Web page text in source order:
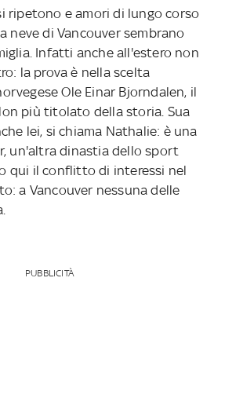
ripetono e amori di lungo corso
neve di Vancouver sembrano
Infatti anche all'estero non
la prova è nella scelta
Ole Einar Bjorndalen, il
più titolato della storia. Sua
lei, si chiama Nathalie: è una
un'altra dinastia dello sport
qui il conflitto di interessi nel
a Vancouver nessuna delle
PUBBLICITÀ